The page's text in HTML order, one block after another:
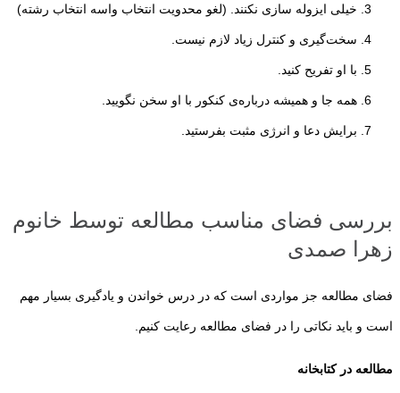
خیلی ایزوله سازی نکنند. (لغو محدویت انتخاب واسه انتخاب رشته)
سخت‌گیری و کنترل زیاد لازم نیست.
با او تفریح کنید.
همه جا و همیشه درباره‌ی کنکور با او سخن نگویید.
برایش دعا و انرژی مثبت بفرستید.
بررسی فضای مناسب مطالعه توسط خانوم
زهرا صمدی
فضای مطالعه جز مواردی است که در درس خواندن و یادگیری بسیار مهم
است و باید نکاتی را در فضای مطالعه رعایت کنیم.
مطالعه در کتابخانه